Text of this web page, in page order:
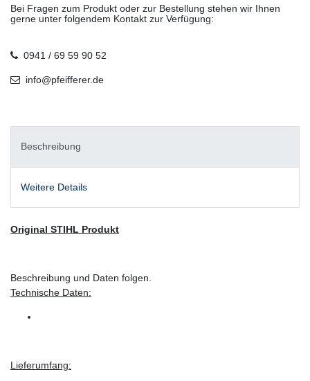
Bei Fragen zum Produkt oder zur Bestellung stehen wir Ihnen
gerne unter folgendem Kontakt zur Verfügung:
0941 / 69 59 90 52
info@pfeifferer.de
Beschreibung
Weitere Details
Original STIHL Produkt
Beschreibung und Daten folgen.
Technische Daten:
Lieferumfang: